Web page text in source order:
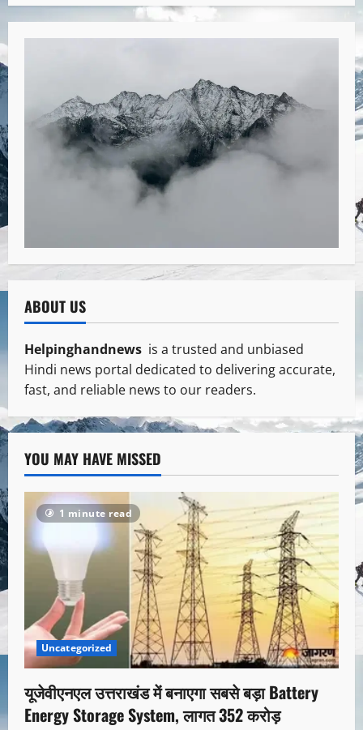
ABOUT US
Helpinghandnews is a trusted and unbiased
Hindi news portal dedicated to delivering accurate,
fast, and reliable news to our readers.
YOU MAY HAVE MISSED
1 minute read
Uncategorized
यूजेवीएनएल उत्तराखंड में बनाएगा सबसे बड़ा Battery
Energy Storage System, लागत 352 करोड़